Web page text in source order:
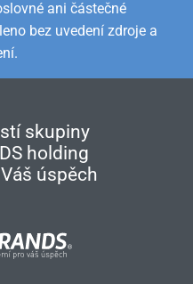
ani částečné
bez uvedení zdroje a
skupiny
holding
úspěch